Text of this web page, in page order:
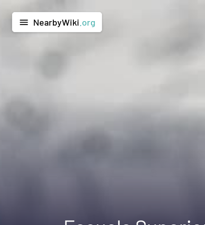
menu NearbyWiki .org